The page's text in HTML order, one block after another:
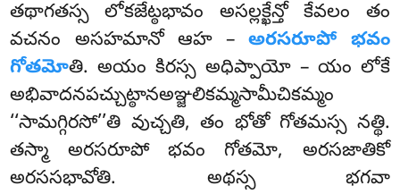
తథాగతస్స లోకజేట్ఠభావం అసల్లక్ఖేన్తో కేవలం తం
వచనం అసహమానో ఆహ –అరసరూపో భవం
గోతమోతి. అయం కిరస్స అధిప్పాయో – యం లోకే
అభివాదనపచ్చుట్ఠానఅఞ్జలికమ్మసామీచికమ్మం
‘‘సామగ్గిరసో’’తి వుచ్చతి, తం భోతో గోతమస్స నత్థి.
తస్మా అరసరూపో భవం గోతమో, అరసజాతికో
అరససభావోతి. అథస్స భగవా